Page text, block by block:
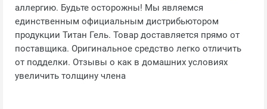
аллергию. Будьте осторожны! Мы являемся
единственным официальным дистрибьютором
продукции Титан Гель. Товар доставляется прямо от
поставщика. Оригинальное средство легко отличить
от подделки. Отзывы о как в домашних условиях
увеличить толщину члена